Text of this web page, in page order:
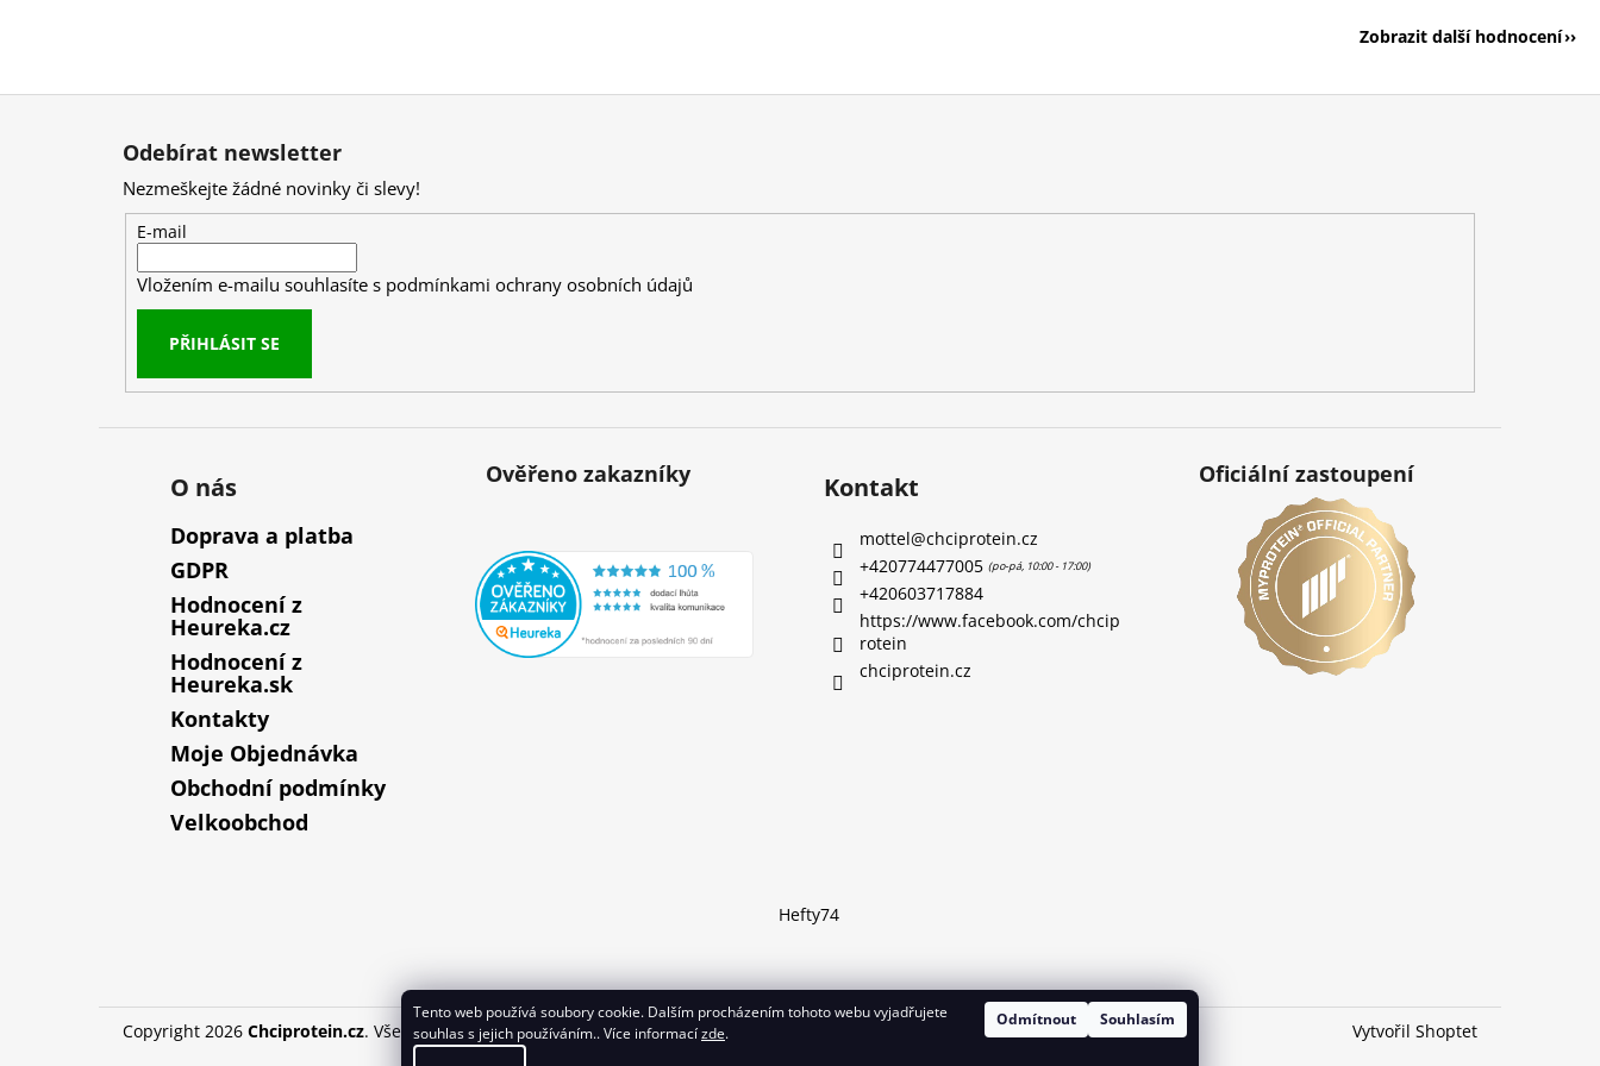
Tento web používá soubory cookie. Dalším procházením tohoto webu vyjadřujete
souhlas s jejich používáním.. Více informacízde.
Odmítnout Souhlasím
Zobrazit další hodnocení
Odebírat newsletter
Nezmeškejte žádné novinky či slevy!
E-mail
Vložením e-mailu souhlasíte s podmínkami ochrany osobních údajů
PŘIHLÁSIT SE
O nás
Doprava a platba
GDPR
Hodnocení z
Heureka.cz
Hodnocení z
Heureka.sk
Kontakty
Moje Objednávka
Obchodní podmínky
Velkoobchod
Ověřeno zakazníky Kontakt
mottel@chciprotein.cz
+420774477005
+420603717884
https://www.facebook.com/chcip
rotein
chciprotein.cz
Oficiální zastoupení
Hefty74
Vytvořil Shoptet
Copyright 2026 Chciprotein.cz. Všechna práva vyhrazena.